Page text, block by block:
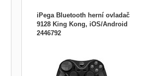
iPega Bluetooth herní ovladač
9128 King Kong, iOS/Android
2446792